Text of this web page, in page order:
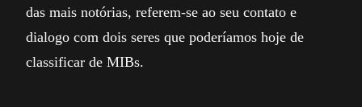
das mais notórias, referem-se ao seu contato e
dialogo com dois seres que poderíamos hoje de
classificar de MIBs.